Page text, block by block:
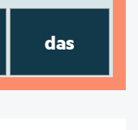
das